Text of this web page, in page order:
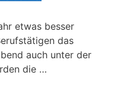
etwas besser
das
auch unter der
die …